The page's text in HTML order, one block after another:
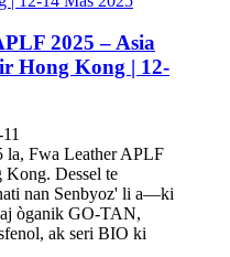
2025 – Asia
Hong Kong | 12-
la, Fwa Leather APLF
Kong. Dessel te
nan Senbyoz' li a—ki
òganik GO-TAN,
ak seri BIO ki